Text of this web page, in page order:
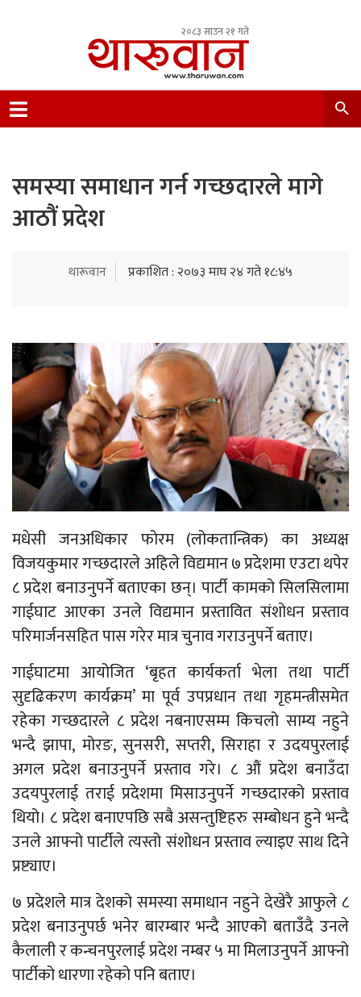
२०८३ साउन २१ गते
Nepal.
समस्या समाधान गर्न गच्छदारले मागे
आठौं प्रदेश
थारूवान प्रकाशित : २०७३ माघ २४ गते १८:४५
मधेसी जनअधिकार फोरम (लोकतान्त्रिक) का अध्यक्ष
विजयकुमार गच्छदारले अहिले विद्यमान ७ प्रदेशमा एउटा थपेर
८ प्रदेश बनाउनुपर्ने बताएका छन्। पार्टी कामको सिलसिलामा
गाईघाट आएका उनले विद्यमान प्रस्तावित संशोधन प्रस्ताव
परिमार्जनसहित पास गरेर मात्र चुनाव गराउनुपर्ने बताए।
गाईघाटमा आयोजित ‘बृहत कार्यकर्ता भेला तथा पार्टी
सुदृढिकरण कार्यक्रम’ मा पूर्व उपप्रधान तथा गृहमन्त्रीसमेत
रहेका गच्छदारले ८ प्रदेश नबनाएसम्म किचलो साम्य नहुने
भन्दै झापा, मोरङ, सुनसरी, सप्तरी, सिराहा र उदयपुरलाई
अगल प्रदेश बनाउनुपर्ने प्रस्ताव गरे। ८ औं प्रदेश बनाउँदा
उदयपुरलाई तराई प्रदेशमा मिसाउनुपर्ने गच्छदारको प्रस्ताव
थियो। ८ प्रदेश बनाएपछि सबै असन्तुष्टिहरु सम्बोधन हुने भन्दै
उनले आफ्नो पार्टीले त्यस्तो संशोधन प्रस्ताव ल्याइए साथ दिने
प्रष्ट्याए।
७ प्रदेशले मात्र देशको समस्या समाधान नहुने देखेरै आफुले ८
प्रदेश बनाउनुपर्छ भनेर बारम्बार भन्दै आएको बताउँदै उनले
कैलाली र कन्चनपुरलाई प्रदेश नम्बर ५ मा मिलाउनुपर्ने आफ्नो
पार्टीको धारणा रहेको पनि बताए।